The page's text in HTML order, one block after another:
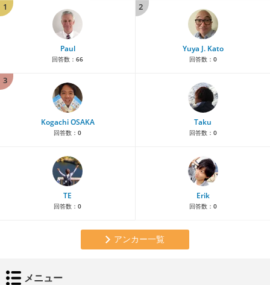
1
Paul
回答数： 66
2
Yuya J. Kato
回答数： 0
3
Kogachi OSAKA
回答数： 0
Taku
回答数： 0
TE
回答数： 0
Erik
回答数： 0
アンカー一覧
メニュー